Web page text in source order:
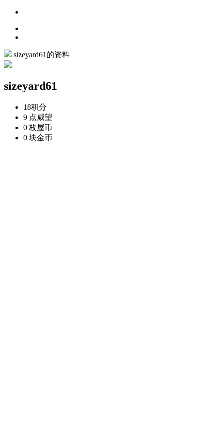
sizeyard61的资料
sizeyard61
18积分
9 点威望
0 枚屋币
0 块金币